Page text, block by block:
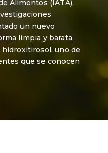
Alimentos (IATA),
un nuevo
limpia y barata
uno de
que se conocen